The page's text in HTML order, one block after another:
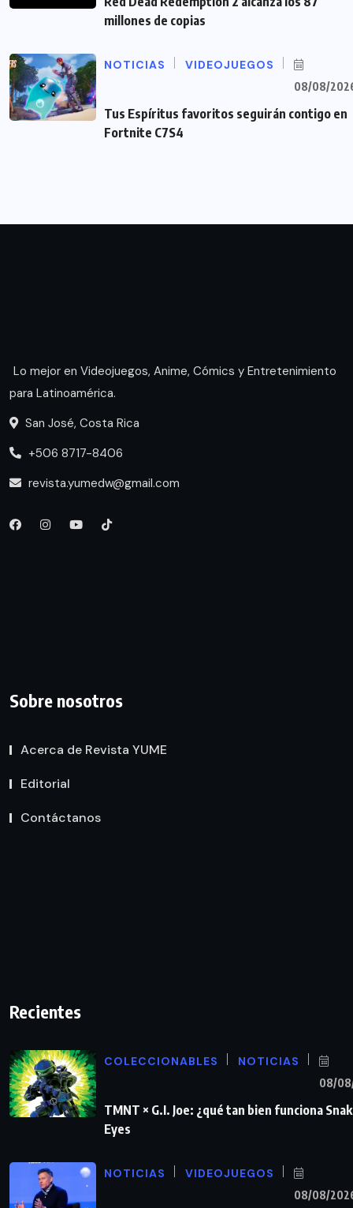
millones de copias
NOTICIAS VIDEOJUEGOS
08/08/
Tus Espíritus favoritos seguirán contigo en
Fortnite C7S4
Lo mejor en Videojuegos, Anime, Cómics y Entretenimiento
para Latinoamérica.
San José, Costa Rica
+506 8717-8406
revista.yumedw@gmail.com
Sobre nosotros
Acerca de Revista YUME
Editorial
Contáctanos
Recientes
COLECCIONABLES NOTICIAS
08/
TMNT × G.I. Joe: ¿qué tan bien funciona
Eyes
NOTICIAS VIDEOJUEGOS
08/08/